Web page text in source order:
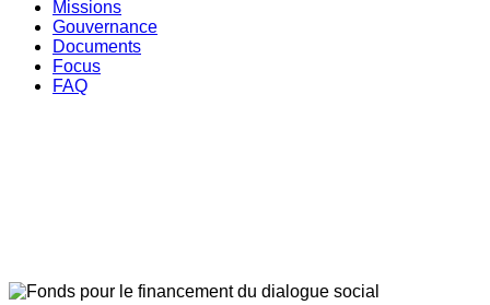
Missions
Gouvernance
Documents
Focus
FAQ